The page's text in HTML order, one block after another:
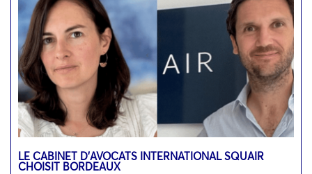
LE CABINET D’AVOCATS INTERNATIONAL SQUAIR
CHOISIT BORDEAUX